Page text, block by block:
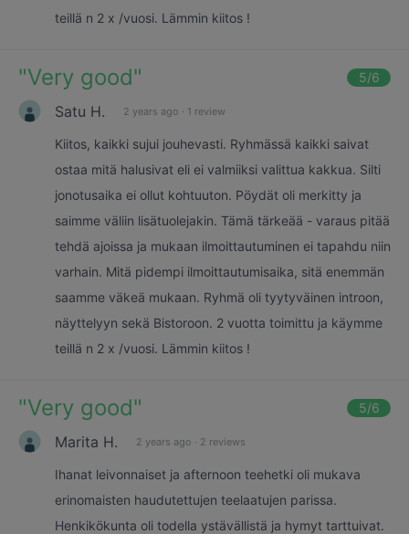
teillä n 2 x /vuosi. Lämmin kiitos !
"Very good" 5/6
Satu H. 2 years ago · 1 review
Kiitos, kaikki sujui jouhevasti. Ryhmässä kaikki saivat
ostaa mitä halusivat eli ei valmiiksi valittua kakkua. Silti
jonotusaika ei ollut kohtuuton. Pöydät oli merkitty ja
saimme väliin lisätuolejakin. Tämä tärkeää - varaus pitää
tehdä ajoissa ja mukaan ilmoittautuminen ei tapahdu niin
varhain. Mitä pidempi ilmoittautumisaika, sitä enemmän
saamme väkeä mukaan. Ryhmä oli tyytyväinen introon,
näyttelyyn sekä Bistoroon. 2 vuotta toimittu ja käymme
teillä n 2 x /vuosi. Lämmin kiitos !
"Very good" 5/6
Marita H. 2 years ago · 2 reviews
Ihanat leivonnaiset ja afternoon teehetki oli mukava
erinomaisten haudutettujen teelaatujen parissa.
Henkikökunta oli todella ystävällistä ja hymyt tarttuivat.